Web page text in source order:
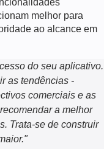
melhor para
ao alcance em
do seu aplicativo.
as tendências -
comerciais e as
a melhor
Trata-se de construir
"